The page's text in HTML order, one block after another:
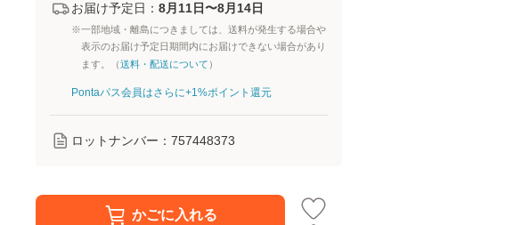
お届け予定日： 8月11日〜8月14日
※一部地域・離島につきましては、送料が発生する場合や
表示のお届け予定日期間内にお届けできない場合があり
ます。（送料・配送について ）
Pontaパス会員はさらに+1%ポイント還元
ロットナンバー： 757448373
かごに入れる